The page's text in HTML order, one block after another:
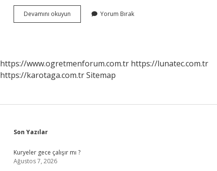
Devamını okuyun
Gr
Yorum Bırak
https://www.ogretmenforum.com.tr https://lunatec.com.tr
https://karotaga.com.trSitemap
Sidebar
Son Yazılar
Kuryeler gece çalışır mı ?
Ağustos 7, 2026